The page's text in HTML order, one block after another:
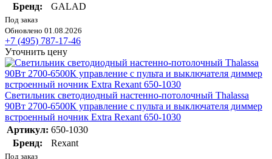
Бренд:
GALAD
Под заказ
Обновлено 01.08.2026
+7 (495) 787-17-46
Уточнить цену
Светильник светодиодный настенно-потолочный Thalassa
90Вт 2700-6500К управление с пульта и выключателя диммер
встроенный ночник Extra Rexant 650-1030
Артикул: 650-1030
Бренд:
Rexant
Под заказ